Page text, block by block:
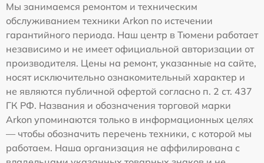
Мы занимаемся ремонтом и техническим
обслуживанием техники Arkon по истечении
гарантийного периода. Наш центр в Тюмени работает
независимо и не имеет официальной авторизации от
производителя. Цены на ремонт, указанные на сайте,
носят исключительно ознакомительный характер и
не являются публичной офертой согласно п. 2 ст. 437
ГК РФ. Названия и обозначения торговой марки
Arkon упоминаются только в информационных целях
— чтобы обозначить перечень техники, с которой мы
работаем. Наша организация не аффилирована с